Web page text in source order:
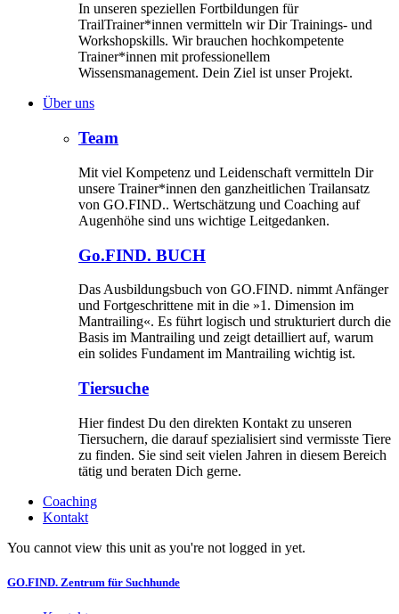
In unseren speziellen Fortbildungen für
TrailTrainer*innen vermitteln wir Dir Trainings- und
Workshopskills. Wir brauchen hochkompetente
Trainer*innen mit professionellem
Wissensmanagement. Dein Ziel ist unser Projekt.
Über uns
Team
Mit viel Kompetenz und Leidenschaft vermitteln Dir
unsere Trainer*innen den ganzheitlichen Trailansatz
von GO.FIND.. Wertschätzung und Coaching auf
Augenhöhe sind uns wichtige Leitgedanken.
Go.FIND. BUCH
Das Ausbildungsbuch von GO.FIND. nimmt Anfänger
und Fortgeschrittene mit in die »1. Dimension im
Mantrailing«. Es führt logisch und strukturiert durch die
Basis im Mantrailing und zeigt detailliert auf, warum
ein solides Fundament im Mantrailing wichtig ist.
Tiersuche
Hier findest Du den direkten Kontakt zu unseren
Tiersuchern, die darauf spezialisiert sind vermisste Tiere
zu finden. Sie sind seit vielen Jahren in diesem Bereich
tätig und beraten Dich gerne.
Coaching
Kontakt
You cannot view this unit as you're not logged in yet.
GO.FIND. Zentrum für Suchhunde